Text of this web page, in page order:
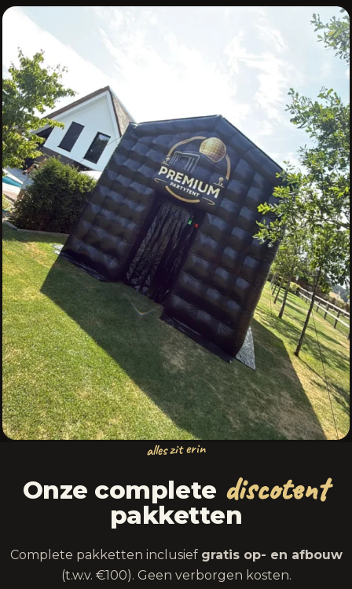
alles zit erin
Onze complete discotent
pakketten
Complete pakketten inclusief gratis op- en afbouw
(t.w.v. €100). Geen verborgen kosten.